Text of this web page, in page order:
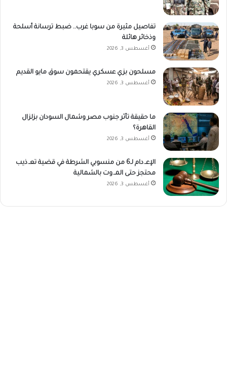
تفاصيل مثيرة من سوبا غرب.. ضبط ترسانة أسلحة
وذخائر هائلة
أغسطس 3, 2026
مسلحون بزي عسكري يقتحمون سوق مايو القديم
أغسطس 3, 2026
ما حقيقة تأثر جنوب مصر وشمال السودان بزلزال
القاهرة؟
أغسطس 3, 2026
الإعـ.دام لـ6 من منسوبي الشرطة في قضية تعـ.ذيب
محتجز حتى المـ.وت بالشمالية
أغسطس 3, 2026